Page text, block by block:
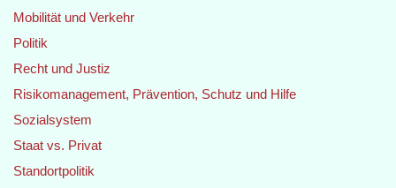
Mobilität und Verkehr
Politik
Recht und Justiz
Risikomanagement, Prävention, Schutz und Hilfe
Sozialsystem
Staat vs. Privat
Standortpolitik